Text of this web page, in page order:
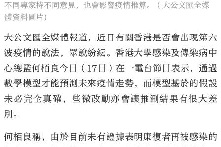
不同專家持不同意見，也會影響疫情推算。（大公文匯全媒
體資料圖片)
大公文匯全媒體報道，近日有關香港是否會出現第六
波疫情的說法，眾說紛紜。香港大學感染及傳染病中
心總監何栢良今日（17日）在一電台節目表示，通過
數學模型才能預測未來疫情走勢，而模型基於的假設
未必完全真確，些微改動亦會讓推測結果有很大差
別。
何栢良稱，由於目前未有證據表明康復者再被感染的